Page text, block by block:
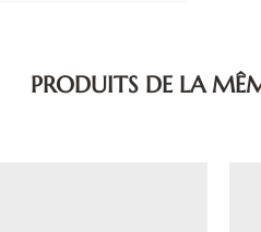
PRODUITS DE LA